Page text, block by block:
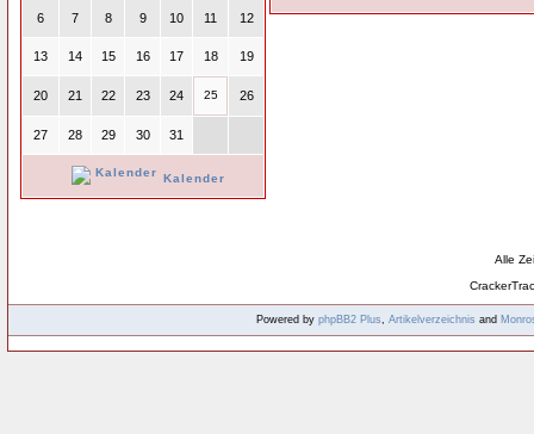
6 7 8 9 10 11 12
13 14 15 16 17 18 19
20 21 22 23 24 25 26
27 28 29 30 31
Kalender
Alle
Powered by phpBB2 Plus, Artikelverzeichnis and